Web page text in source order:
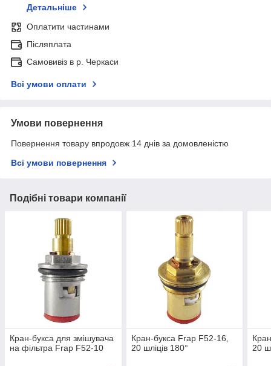
Детальніше
Оплатити частинами
Післяплата
Самовивіз в р. Черкаси
Всі умови оплати
Умови повернення
Повернення товару впродовж 14 днів за домовленістю
Всі умови повернення
Подібні товари компанії
Кран-букса для змішувача
на фільтра Frap F52-10
Кран-букса Frap F52-16,
20 шліців 180°
20